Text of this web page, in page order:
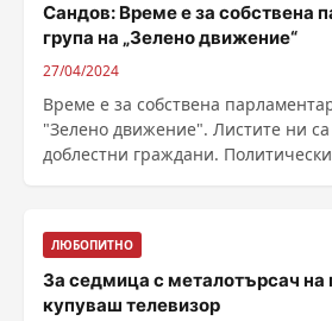
Сандов: Време е за собствена
група на „Зелено движение“
27/04/2024
Време е за собствена
"Зелено движение". Листите ни
доблестни граждани. Политически
ЛЮБОПИТНО
За седмица с металотърсач на
купуваш телевизор